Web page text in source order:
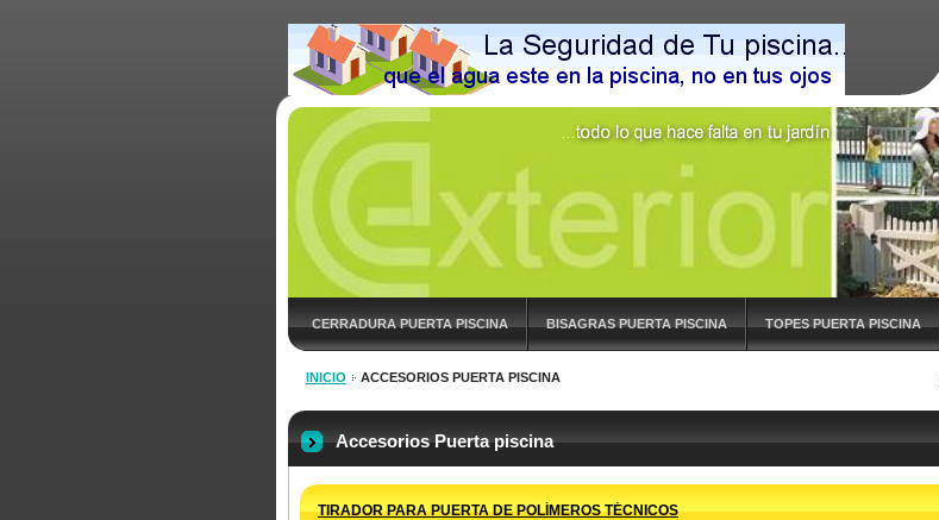
CERRADURA PUERTA PISCINA BISAGRAS PUERTA PISCINA TOPES PUERTA PISCINA
INICIO ACCESORIOS PUERTA PISCINA
Accesorios Puerta piscina
TIRADOR PARA PUERTA DE POLÍMEROS TÉCNICOS